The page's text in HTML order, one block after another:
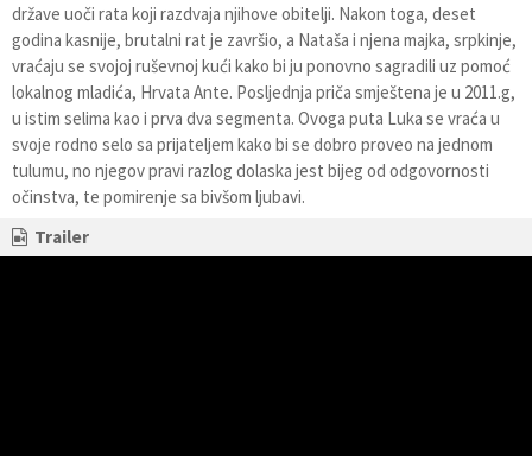
države uoči rata koji razdvaja njihove obitelji. Nakon toga, deset
godina kasnije, brutalni rat je završio, a Nataša i njena majka, srpkinje,
vraćaju se svojoj ruševnoj kući kako bi ju ponovno sagradili uz pomoć
lokalnog mladića, Hrvata Ante. Posljednja priča smještena je u 2011.g,
u istim selima kao i prva dva segmenta. Ovoga puta Luka se vraća u
svoje rodno selo sa prijateljem kako bi se dobro proveo na jednom
tulumu, no njegov pravi razlog dolaska jest bijeg od odgovornosti
očinstva, te pomirenje sa bivšom ljubavi.
Trailer